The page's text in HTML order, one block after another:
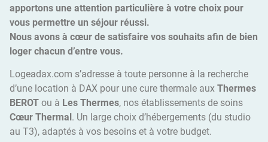
apportons une attention particulière à votre choix pour
vous permettre un séjour réussi.
Nous avons à cœur de satisfaire vos souhaits afin de bien
loger chacun d’entre vous.
Logeadax.com s’adresse à toute personne à la recherche
d’une location à DAX pour une cure thermale aux Thermes
BEROT ou à Les Thermes, nos établissements de soins
Cœur Thermal. Un large choix d’hébergements (du studio
au T3), adaptés à vos besoins et à votre budget.